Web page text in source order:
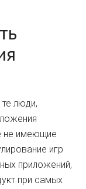
люди,
не имеющие
игр
приложений,
при самых